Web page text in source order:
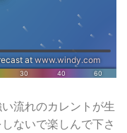
流れのカレントが生
ないで楽しんで下さ